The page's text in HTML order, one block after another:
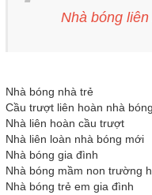
Nhà bóng
Nhà bóng nhà trẻ
Cầu trượt liên hoàn nhà bóng
Nhà liên hoàn cầu trượt
Nhà liên loàn nhà bóng mới
Nhà bóng gia đình
Nhà bóng mầm non trường
Nhà bóng trẻ em gia đình